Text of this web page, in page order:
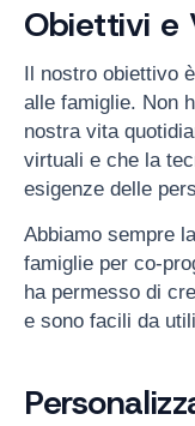
Obiettivi e
Il nostro obiettivo
alle famiglie. Non
nostra vita
virtuali e che la
esigenze delle
Abbiamo sempre
famiglie per co-
ha permesso di
e sono facili da